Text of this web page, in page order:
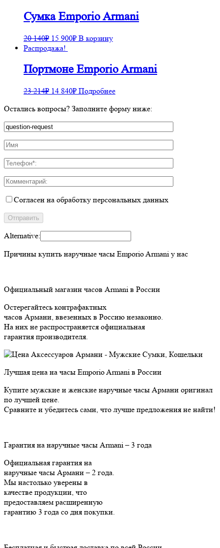
Сумка Emporio Armani
20 140₽ 15 900₽ В корзину
Распродажа!
Портмоне Emporio Armani
23 214₽ 14 840₽ Подробнее
Остались вопросы? Заполните форму ниже:
Согласен на обработку персональных данных
Alternative:
Причины купить наручные часы Emporio Armani у нас
Официальный магазин часов Armani в России
Остерегайтесь контрафактных
часов Армани, ввезенных в Россию незаконно.
На них не распространяется официальная
гарантия производителя.
Лучшая цена на часы Emporio Armani в России
Купите мужские и женские наручные часы Армани оригинал
по лучшей цене.
Сравните и убедитесь сами, что лучше предложения не найти!
Гарантия на наручные часы Armani – 3 года
Официальная гарантия на
наручные часы Армани – 2 года.
Мы настолько уверены в
качестве продукции, что
предоставляем расширенную
гарантию 3 года cо дня покупки.